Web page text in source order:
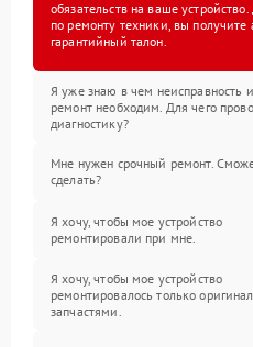
обязательств на ваше
по ремонту техники, вы
гарантийный талон.
Я уже знаю в чем неисправность
ремонт необходим. Для чего
диагностику?
Мне нужен срочный ремонт.
сделать?
Я хочу, чтобы мое устройство
ремонтировали при мне.
Я хочу, чтобы мое устройство
ремонтировалось только
запчастями.